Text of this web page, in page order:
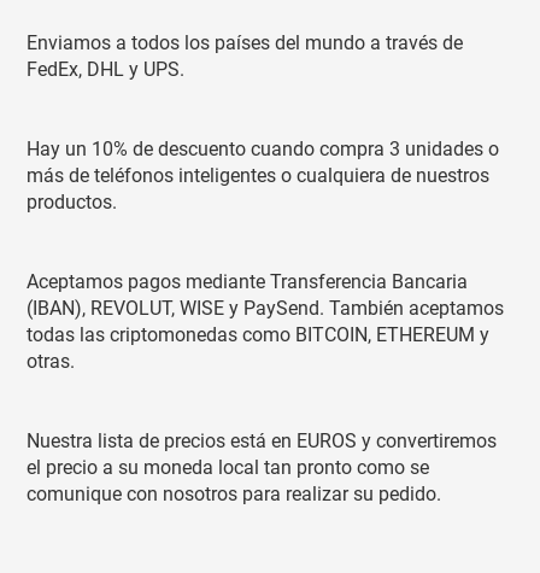
Enviamos a todos los países del mundo a través de
FedEx, DHL y UPS.
Hay un 10% de descuento cuando compra 3 unidades o
más de teléfonos inteligentes o cualquiera de nuestros
productos.
Aceptamos pagos mediante Transferencia Bancaria
(IBAN), REVOLUT, WISE y PaySend. También aceptamos
todas las criptomonedas como BITCOIN, ETHEREUM y
otras.
Nuestra lista de precios está en EUROS y convertiremos
el precio a su moneda local tan pronto como se
comunique con nosotros para realizar su pedido.